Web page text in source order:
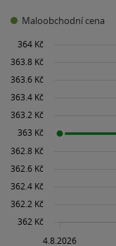
Maloobchodní cena